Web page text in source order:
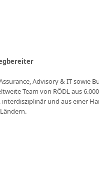
Advisory & IT sowie
Team von RÖDL aus
und aus einer